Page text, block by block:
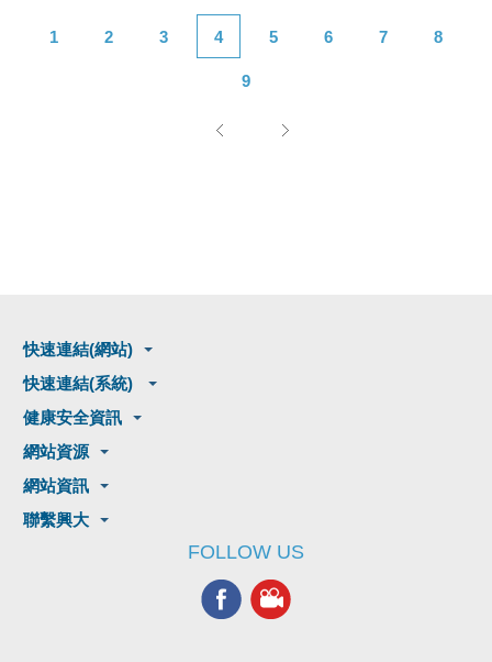
1 2 3 4 5 6 7 8
9
快速連結(網站)
快速連結(系統)
健康安全資訊
網站資源
網站資訊
聯繫興大
FOLLOW US